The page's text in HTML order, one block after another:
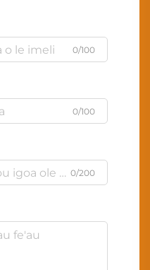
0/100
0/100
0/200